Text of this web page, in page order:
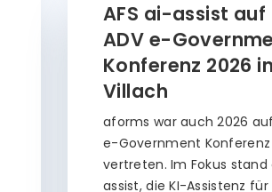
AFS ai-assist auf
ADV e-
Konferenz 2026 in
Villach
aforms war auch 2026
e-Government Konferenz
vertreten. Im Fokus stand
assist, die KI-Assistenz